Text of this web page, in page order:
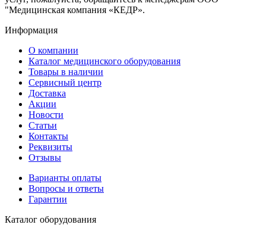
"Медицинская компания «КЕДР».
Информация
О компании
Каталог медицинского оборудования
Товары в наличии
Сервисный центр
Доставка
Акции
Новости
Статьи
Контакты
Реквизиты
Отзывы
Варианты оплаты
Вопросы и ответы
Гарантии
Каталог оборудования